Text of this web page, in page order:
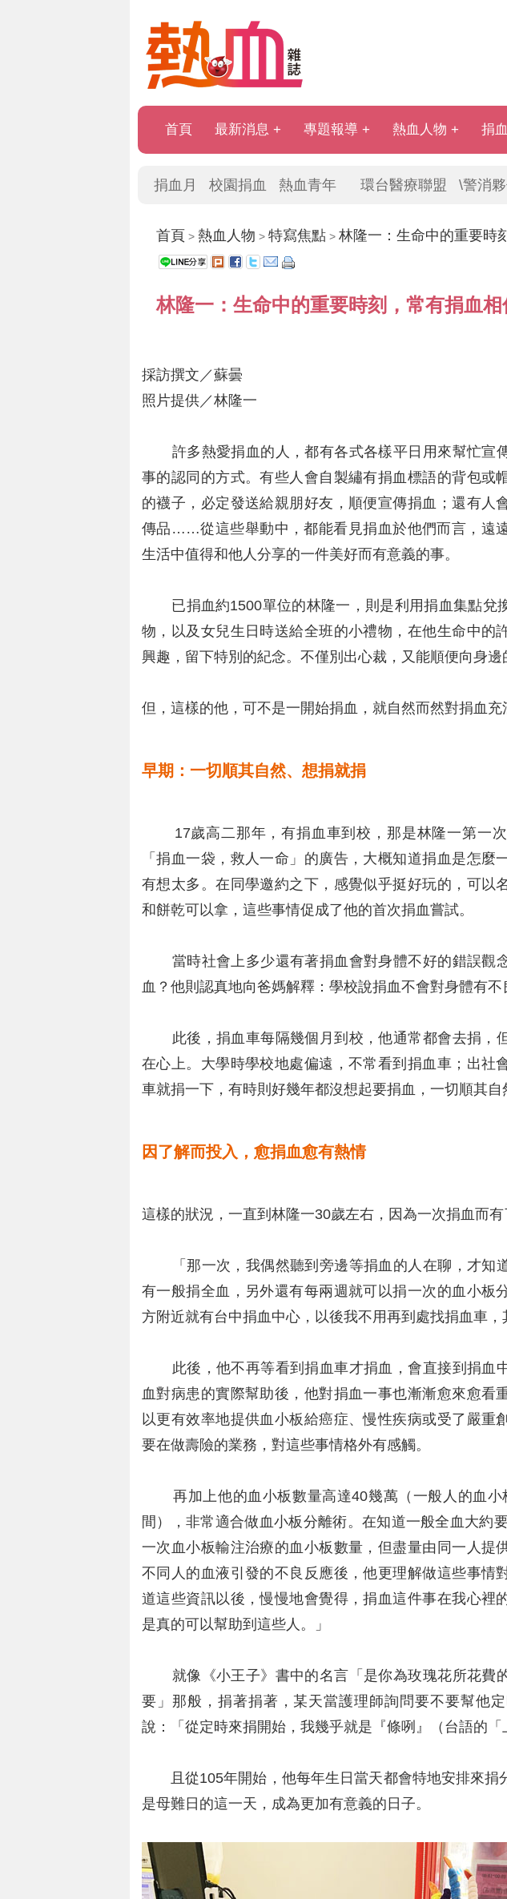
首頁 最新消息 專題報導 熱血人物 捐
捐血月 校園捐血 熱血青年 環台醫療聯盟 \警消
首頁 > 熱血人物 > 特寫焦點> 林隆一：生命中的重要時
林隆一：生命中的重要時刻，常有捐血相
採訪撰文／蘇曇
照片提供／林隆一
許多熱愛捐血的人，都有各式各樣平日用來幫忙宣
事的認同的方式。有些人會自製繡有捐血標語的背包或
的襪子，必定發送給親朋好友，順便宣傳捐血；還有人
傳品……從這些舉動中，都能看見捐血於他們而言，遠
生活中值得和他人分享的一件美好而有意義的事。
已捐血約1500單位的林隆一，則是利用捐血集點兌
物，以及女兒生日時送給全班的小禮物，在他生命中的
興趣，留下特別的紀念。不僅別出心裁，又能順便向身邊
但，這樣的他，可不是一開始捐血，就自然而然對捐血充
早期：一切順其自然、想捐就捐
17歲高二那年，有捐血車到校，那是林隆一第一次
「捐血一袋，救人一命」的廣告，大概知道捐血是怎麼
有想太多。在同學邀約之下，感覺似乎挺好玩的，可以
和餅乾可以拿，這些事情促成了他的首次捐血嘗試。
當時社會上多少還有著捐血會對身體不好的錯誤觀
血？他則認真地向爸媽解釋：學校說捐血不會對身體有不
此後，捐血車每隔幾個月到校，他通常都會去捐，
在心上。大學時學校地處偏遠，不常看到捐血車；出社
車就捐一下，有時則好幾年都沒想起要捐血，一切順其自
因了解而投入，愈捐血愈有熱情
這樣的狀況，一直到林隆一30歲左右，因為一次捐血而有
「那一次，我偶然聽到旁邊等捐血的人在聊，才知
有一般捐全血，另外還有每兩週就可以捐一次的血小板
方附近就有台中捐血中心，以後我不用再到處找捐血車，
此後，他不再等看到捐血車才捐血，會直接到捐血
血對病患的實際幫助後，他對捐血一事也漸漸愈來愈看
以更有效率地提供血小板給癌症、慢性疾病或受了嚴重
要在做壽險的業務，對這些事情格外有感觸。
再加上他的血小板數量高達40幾萬（一般人的血小
間），非常適合做血小板分離術。在知道一般全血大約
一次血小板輸注治療的血小板數量，但盡量由同一人提
不同人的血液引發的不良反應後，他更理解做這些事情
道這些資訊以後，慢慢地會覺得，捐血這件事在我心裡
是真的可以幫助到這些人。」
就像《小王子》書中的名言「是你為玫瑰花所花費
要」那般，捐著捐著，某天當護理師詢問要不要幫他
說：「從定時來捐開始，我幾乎就是『條咧』（台語的「
且從105年開始，他每年生日當天都會特地安排來捐
是母難日的這一天，成為更加有意義的日子。